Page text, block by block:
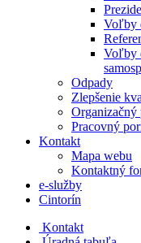
Voľby
Voľby
Odpady
Zlepšenie
Organizačný
Pracovný
Kontakt
Mapa webu
Kontaktný
e-služby
Cintorín
Kontakt